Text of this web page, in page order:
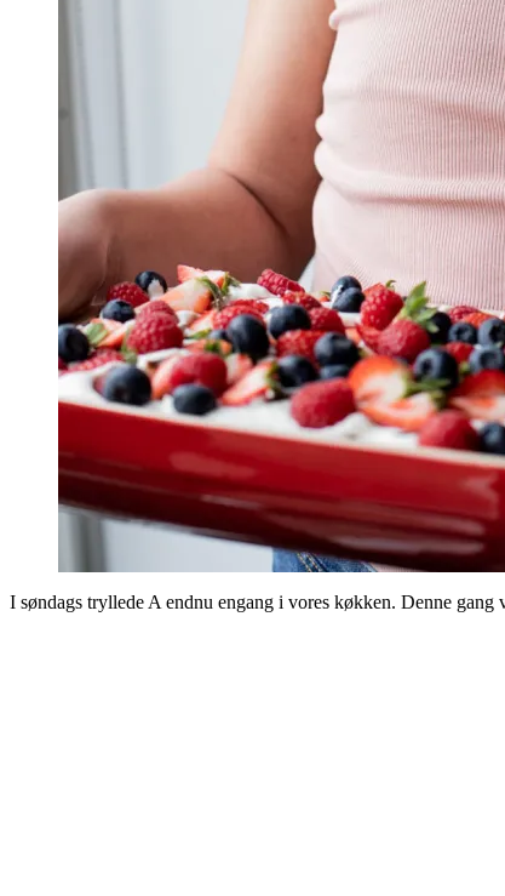
I søndags tryllede A endnu engang i vores køkken. Denne